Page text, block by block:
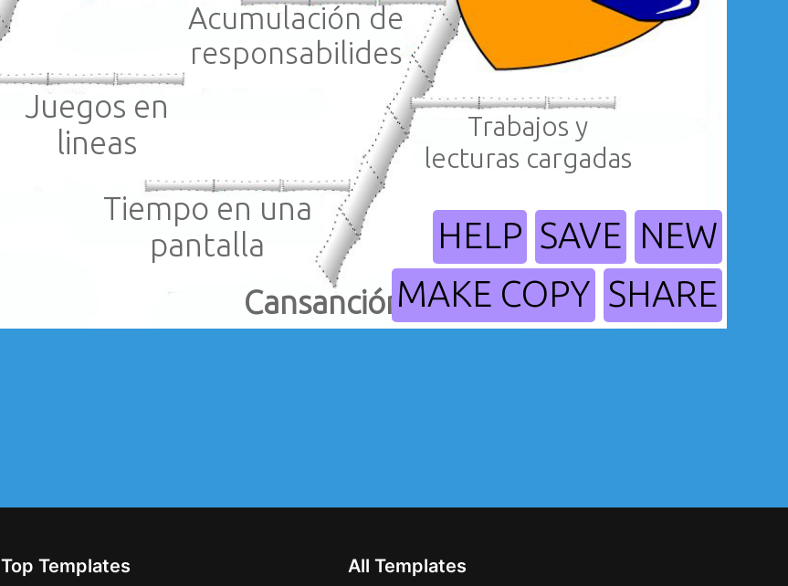
Juegos en
lineas
Cansanción
Acumulación de
responsabilides
Trabajos y
lecturas cargadas
Tiempo en una
pantalla
HELP SAVE NEW
MAKE COPY SHARE
Top Templates All Templates